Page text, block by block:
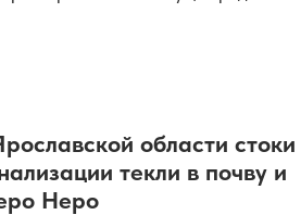
области стоки
текли в почву и
Неро